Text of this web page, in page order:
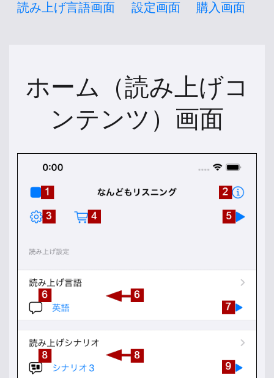
ホーム（読み上げコ
ンテンツ）画面
読み上げ言語画面 設定画面 購入画面